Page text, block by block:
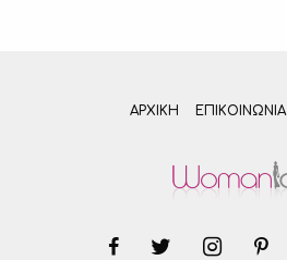
ΑΡΧΙΚΗ ΕΠΙΚΟΙΝΩΝΊΑ